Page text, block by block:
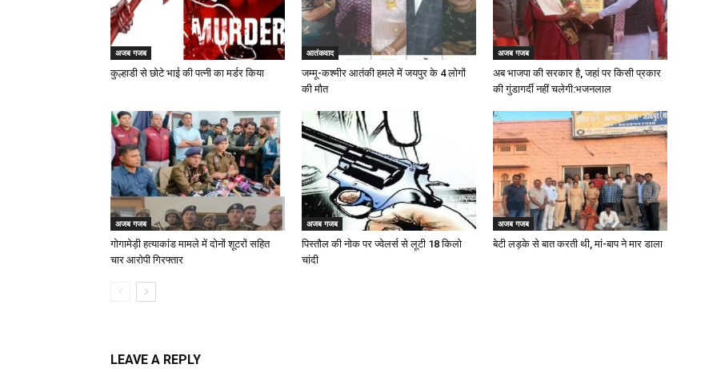
अजब गजब
कुल्हाडी से छोटे भाई की पत्नी का मर्डर किया
आतंकवाद
जम्मू-कश्मीर आतंकी हमले में जयपुर के 4 लोगों
की मौत
अजब गजब
अब भाजपा की सरकार है, जहां पर किसी प्रकार
की गुंडागर्दी नहीं चलेगी:भजनलाल
अजब गजब
गोगामेड़ी हत्याकांड मामले में दोनों शूटरों सहित
चार आरोपी गिरफ्तार
अजब गजब
पिस्तौल की नोक पर ज्वेलर्स से लूटी 18 किलो
चांदी
अजब गजब
बेटी लड़के से बात करती थी, मां-बाप ने मार डाला
LEAVE A REPLY